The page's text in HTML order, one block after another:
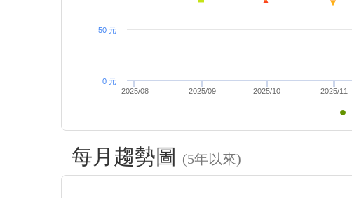
2025/08 2025/09 2025/10 2025/11
0 元
50 元
每月趨勢圖 (5年以來)